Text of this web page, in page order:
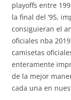
playoffs entre
la final del ’95,
consiguieran el
oficiales nba
camisetas
enteramente
de la mejor
cada una en